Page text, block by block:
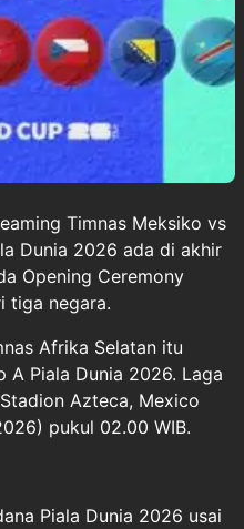
Timnas Meksiko vs
Dunia 2026 ada di akhir
Opening Ceremony
tiga negara.
Afrika Selatan itu
A Piala Dunia 2026. Laga
Azteca, Mexico
pukul 02.00 WIB.
Piala Dunia 2026 usai